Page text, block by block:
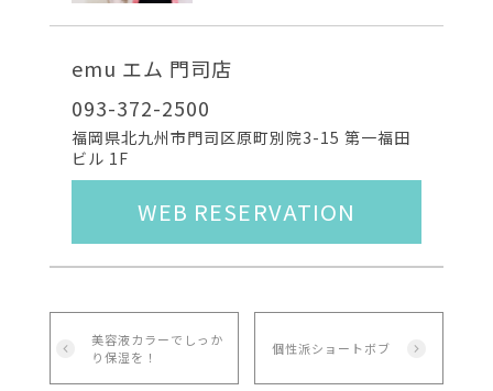
emu エム 門司店
093-372-2500
福岡県北九州市門司区原町別院3-15 第一福田
ビル 1F
WEB RESERVATION
美容液カラーでしっか
り保湿を！
個性派ショートボブ